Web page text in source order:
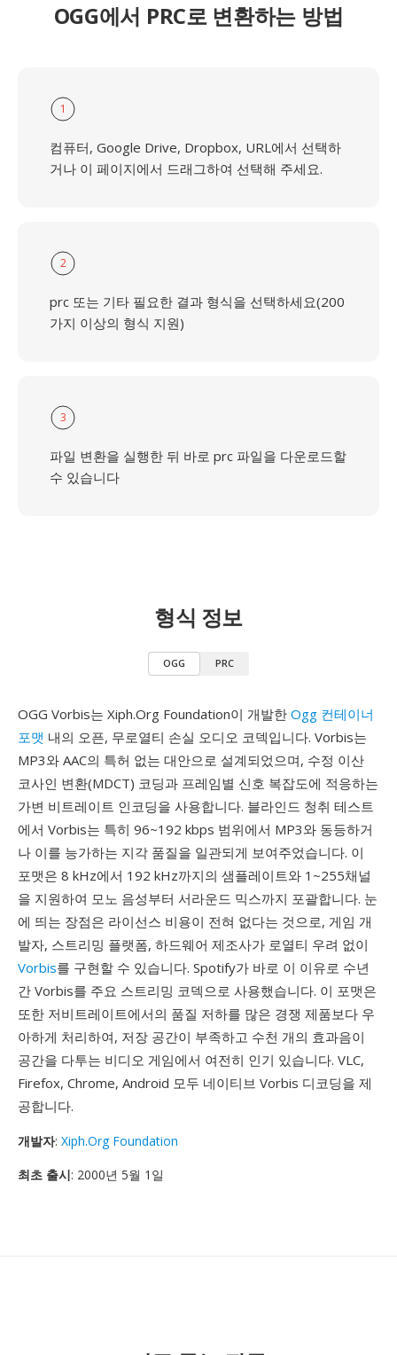
OGG에서 PRC로 변환하는 방법
1
컴퓨터, Google Drive, Dropbox, URL에서 선택하
거나 이 페이지에서 드래그하여 선택해 주세요.
2
prc 또는 기타 필요한 결과 형식을 선택하세요(200
가지 이상의 형식 지원)
3
파일 변환을 실행한 뒤 바로 prc 파일을 다운로드할
수 있습니다
형식 정보
OGG PRC
OGG Vorbis는 Xiph.Org Foundation이 개발한 Ogg 컨테이너
포맷 내의 오픈, 무로열티 손실 오디오 코덱입니다. Vorbis는
MP3와 AAC의 특허 없는 대안으로 설계되었으며, 수정 이산
코사인 변환(MDCT) 코딩과 프레임별 신호 복잡도에 적응하는
가변 비트레이트 인코딩을 사용합니다. 블라인드 청취 테스트
에서 Vorbis는 특히 96~192 kbps 범위에서 MP3와 동등하거
나 이를 능가하는 지각 품질을 일관되게 보여주었습니다. 이
포맷은 8 kHz에서 192 kHz까지의 샘플레이트와 1~255채널
을 지원하여 모노 음성부터 서라운드 믹스까지 포괄합니다. 눈
에 띄는 장점은 라이선스 비용이 전혀 없다는 것으로, 게임 개
발자, 스트리밍 플랫폼, 하드웨어 제조사가 로열티 우려 없이
Vorbis를 구현할 수 있습니다. Spotify가 바로 이 이유로 수년
간 Vorbis를 주요 스트리밍 코덱으로 사용했습니다. 이 포맷은
또한 저비트레이트에서의 품질 저하를 많은 경쟁 제품보다 우
아하게 처리하여, 저장 공간이 부족하고 수천 개의 효과음이
공간을 다투는 비디오 게임에서 여전히 인기 있습니다. VLC,
Firefox, Chrome, Android 모두 네이티브 Vorbis 디코딩을 제
공합니다.
개발자: Xiph.Org Foundation
최초 출시: 2000년 5월 1일